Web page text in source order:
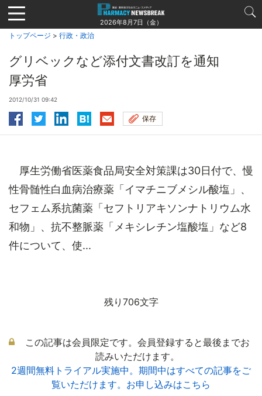
Jump
to
navigation
2026年8月7日（金）
トップページ > 行政・政治
グリベックなど添付文書改訂を通知
厚労省
2012/10/31 09:42
保存
厚生労働省医薬食品局安全対策課は30日付で、慢
性骨髄性白血病治療薬「イマチニブメシル酸塩」、
セフェム系抗菌薬「セフトリアキソンナトリウム水
和物」、抗不整脈薬「メキシレチン塩酸塩」など8
件について、使...
残り706文字
この記事は会員限定です。会員登録すると最後までお
読みいただけます。
2週間無料トライアル実施中。期間中はすべての記事をご
覧いただけます。お申し込みはこちら